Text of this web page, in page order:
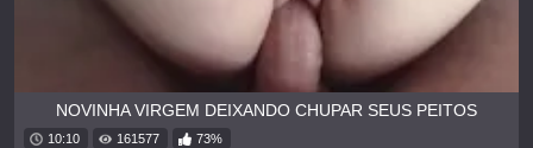
NOVINHA VIRGEM DEIXANDO CHUPAR SEUS PEITOS
10:10 161577 73%